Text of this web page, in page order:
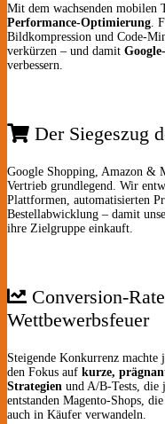
Mit dem wachsenden mobilen
Performance-Optimierung .
Bildkompression und Code-
verkürzen – und damit
verbessern.
Der Siegeszug
Google Shopping, Amazon &
Vertrieb grundlegend. Wir
Plattformen, automatisierten
Bestellabwicklung – damit
ihre Zielgruppe einkauft.
Conversion-
Wettbewerbsfeuer
Steigende Konkurrenz
den Fokus auf kurze,
Strategien und A/B-Tests, die
entstanden Magento-Shops,
auch in Käufer verwandeln.